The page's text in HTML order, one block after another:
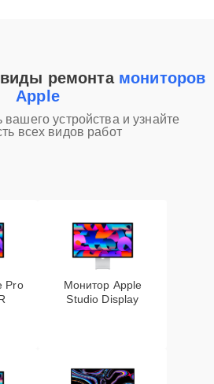
ремонта мониторов
Apple
устройства и узнайте
всех видов работ
Pro
Монитор Apple
Studio Display